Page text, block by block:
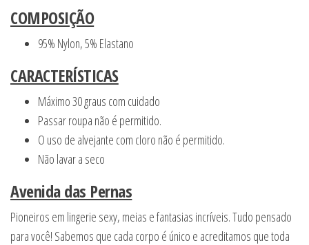
COMPOSIÇÃO
95% Nylon, 5% Elastano
CARACTERÍSTICAS
Máximo 30 graus com cuidado
Passar roupa não é permitido.
O uso de alvejante com cloro não é permitido.
Não lavar a seco
Avenida das Pernas
Pioneiros em lingerie sexy, meias e fantasias incríveis. Tudo pensado
para você! Sabemos que cada corpo é único e acreditamos que toda